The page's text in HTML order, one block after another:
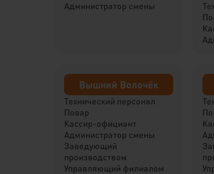
Администратор смены
Вышний Волочёк
Технический персонал
Повар
Кассир-официант
Администратор смены
Заведующий
производством
Управляющий филиалом